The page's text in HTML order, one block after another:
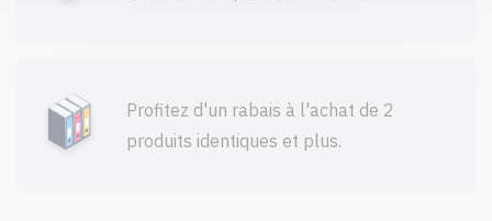
Profitez d'un rabais à l'achat de 2
produits identiques et plus.